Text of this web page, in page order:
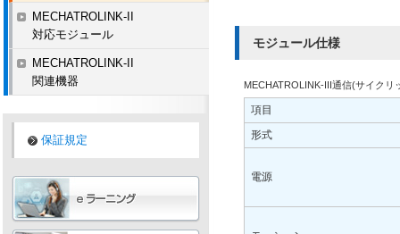
モジュール仕様
MECHATROLINK-III通信(サイク
項目
形式
電源
MECHATROLINK-II
対応モジュール
MECHATROLINK-II
関連機器
保証規定